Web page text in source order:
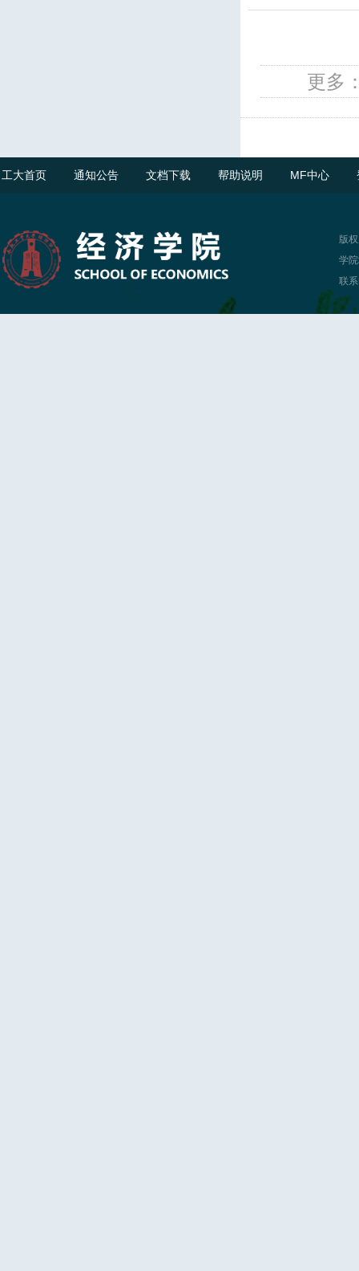
更多
工大首页 通知公告 文档下载 帮助说明 MF中心
版
学
联